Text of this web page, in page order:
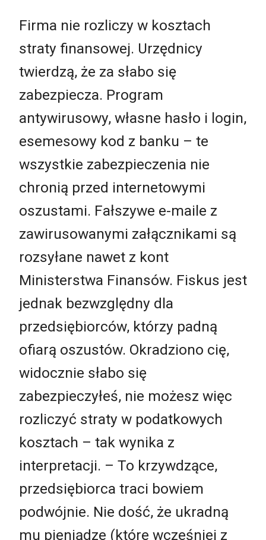
Firma nie rozliczy w kosztach
straty finansowej. Urzędnicy
twierdzą, że za słabo się
zabezpiecza. Program
antywirusowy, własne hasło i login,
esemesowy kod z banku – te
wszystkie zabezpieczenia nie
chronią przed internetowymi
oszustami. Fałszywe e-maile z
zawirusowanymi załącznikami są
rozsyłane nawet z kont
Ministerstwa Finansów. Fiskus jest
jednak bezwzględny dla
przedsiębiorców, którzy padną
ofiarą oszustów. Okradziono cię,
widocznie słabo się
zabezpieczyłeś, nie możesz więc
rozliczyć straty w podatkowych
kosztach – tak wynika z
interpretacji. – To krzywdzące,
przedsiębiorca traci bowiem
podwójnie. Nie dość, że ukradną
mu pieniądze (które wcześniej z